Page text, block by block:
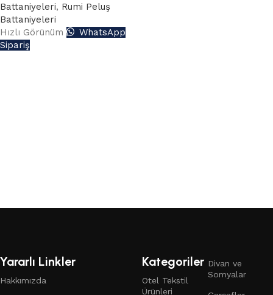
Battaniyeleri, Rumi Peluş
Battaniyeleri
Hızlı Görünüm
WhatsApp
Sipariş
Yararlı Linkler
Hakkımızda
Kategoriler
Otel Tekstil
Ürünleri
Divan ve
Somyalar